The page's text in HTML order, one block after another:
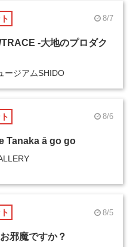
8/7
-大地のプロダク
ージアムSHIDO
8/6
Tanaka ā go go
8/5
邪魔ですか？